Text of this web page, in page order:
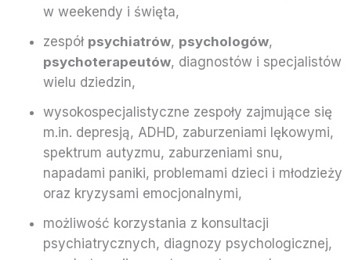
w weekendy i święta,
zespół psychiatrów, psychologów,
psychoterapeutów, diagnostów i specjalistów
wielu dziedzin,
wysokospecjalistyczne zespoły zajmujące się
m.in. depresją, ADHD, zaburzeniami lękowymi,
spektrum autyzmu, zaburzeniami snu,
napadami paniki, problemami dzieci i młodzieży
oraz kryzysami emocjonalnymi,
możliwość korzystania z konsultacji
psychiatrycznych, diagnozy psychologicznej,